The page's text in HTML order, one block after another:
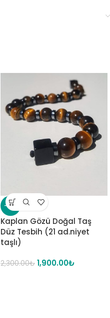
-17%
Kaplan Gözü Doğal Taş
Düz Tesbih (21 ad.niyet
taşlı)
2,300.00₺ 1,900.00₺